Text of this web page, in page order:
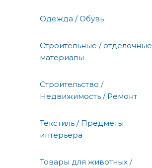
Одежда / Обувь
Строительные / отделочные
материалы
Строительство /
Недвижимость / Ремонт
Текстиль / Предметы
интерьера
Товары для животных /